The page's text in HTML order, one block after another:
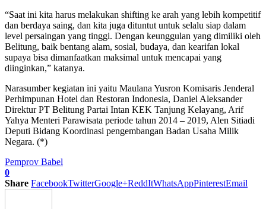
“Saat ini kita harus melakukan shifting ke arah yang lebih kompetitif
dan berdaya saing, dan kita juga dituntut untuk selalu siap dalam
level persaingan yang tinggi. Dengan keunggulan yang dimiliki oleh
Belitung, baik bentang alam, sosial, budaya, dan kearifan lokal
supaya bisa dimanfaatkan maksimal untuk mencapai yang
diinginkan,” katanya.
Narasumber kegiatan ini yaitu Maulana Yusron Komisaris Jenderal
Perhimpunan Hotel dan Restoran Indonesia, Daniel Aleksander
Direktur PT Belitung Partai Intan KEK Tanjung Kelayang, Arif
Yahya Menteri Parawisata periode tahun 2014 – 2019, Alen Sitiadi
Deputi Bidang Koordinasi pengembangan Badan Usaha Milik
Negara. (*)
Pemprov Babel
0
Share FacebookTwitterGoogle+ReddItWhatsAppPinterestEmail